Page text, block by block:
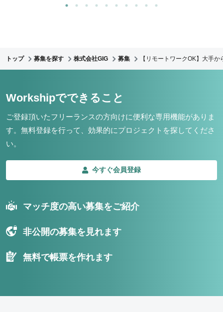
トップ 募集を探す 株式会社GIG 募集 【リモートワークOK】大手
Workshipでできること
ご登録頂いたフリーランスの方向けに便利な専用機能がありま
す。 無料登録を行って、効果的にプロジェクトを探してくださ
い。
今すぐ会員登録
マッチ度の高い募集をご紹介
非公開の募集を見れます
無料で帳票を作れます